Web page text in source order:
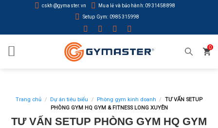
cskh@gymaster.vn Mua lẻ và bảo hành: 0931458898
Setup Gym: 0985315998
0
Trang chủ / Dự án tiêu biểu / Phòng gym kinh doanh /
TƯ VẤN SETUP
PHÒNG GYM HQ GYM & FITNESS LONG XUYÊN
TƯ VẤN SETUP PHÒNG GYM HQ GYM